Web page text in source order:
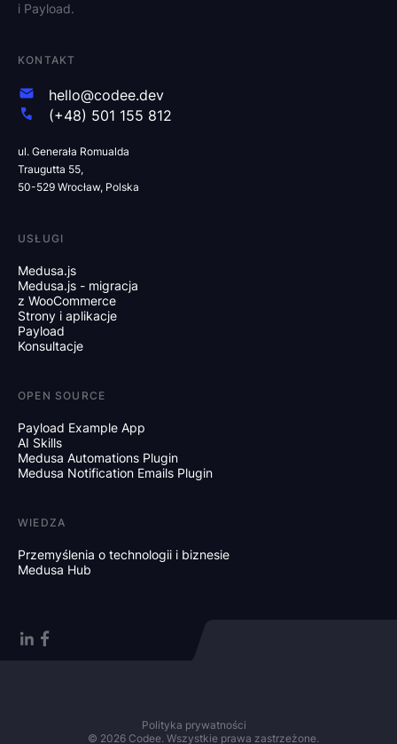
i Payload.
KONTAKT
hello@codee.dev
(+48) 501 155 812
ul. Generała Romualda
Traugutta 55,
50-529 Wrocław, Polska
USŁUGI
Medusa.js
Medusa.js - migracja
z WooCommerce
Strony i aplikacje
Payload
Konsultacje
OPEN SOURCE
Payload Example App
AI Skills
Medusa Automations Plugin
Medusa Notification Emails Plugin
WIEDZA
Przemyślenia o technologii i biznesie
Medusa Hub
Polityka prywatności
© 2026 Codee. Wszystkie prawa zastrzeżone.